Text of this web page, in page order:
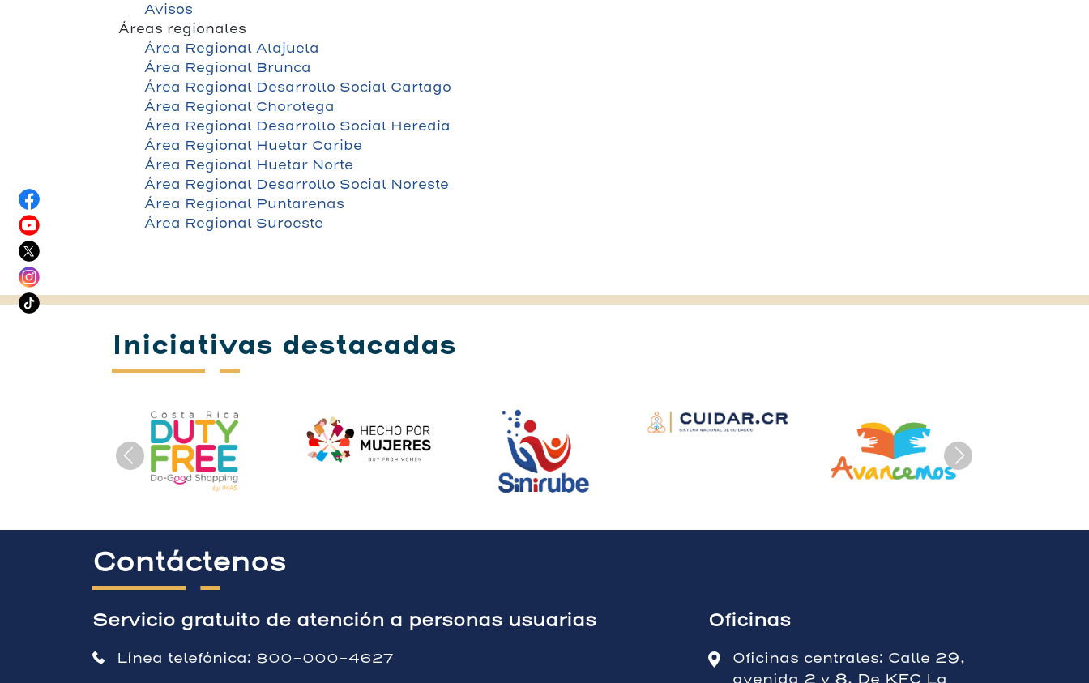
Avisos
Áreas regionales
Área Regional Alajuela
Área Regional Brunca
Área Regional Desarrollo Social Cartago
Área Regional Chorotega
Área Regional Desarrollo Social Heredia
Área Regional Huetar Caribe
Área Regional Huetar Norte
Área Regional Desarrollo Social Noreste
Área Regional Puntarenas
Área Regional Suroeste
Iniciativas destacadas
Contáctenos
Servicio gratuito de atención a personas usuarias
Línea telefónica: 800-000-4627
Oficinas
Oficinas centrales: Calle 29,
avenida 2 y 8, De KFC La